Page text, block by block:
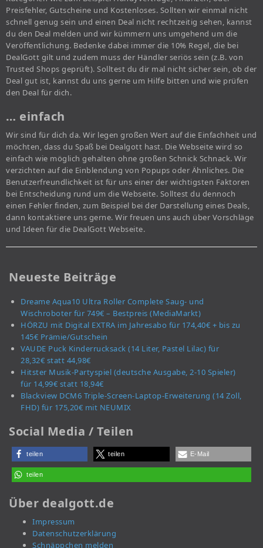
Preisfehler, Gutscheine und Kostenloses. Sollten wir einmal nicht
schnell genug sein und einen Deal nicht rechtzeitig sehen, kannst
du den Deal melden und wir kümmern uns umgehend um die
Veröffentlichung. Bedenke dabei immer die 10% Regel, die bei
DealGott gilt und zudem muss der Händler seriös sein (z.B. von
Trusted Shops geprüft). Solltest du dir mal nicht sicher sein, ob der
Deal gut ist, kannst du uns gerne um Hilfe bitten und wie prüfen
den Deal für dich.
… einfach
Wir sind für dich da. Wir legen großen Wert auf die Einfachheit und
möchten, dass du Spaß bei Dealgott hast. Die Webseite wird so
einfach wie möglich gehalten ohne großen Schnick Schnack. Wir
verzichten auf die Einblendung von Popups oder Ähnliches. Die
Benutzerfreundlichkeit ist für uns einer der wichtigsten Faktoren
bei Entscheidung rund um die Webseite. Solltest du dennoch
einen Fehler finden, zum Beispiel bei der Darstellung eines Deals,
dann kontaktiere uns gerne. Wir freuen uns auch über Vorschläge
und Ideen für die DealGott Webseite.
Neueste Beiträge
Dreame Aqua10 Ultra Roller Complete Saug- und
Wischroboter für 749€ – Bestpreis (MediaMarkt)
HÖRZU mit Digital EXTRA im Jahresabo für 174,40€ + bis zu
145€ Prämie/Gutschein
VAUDE Puck Kinderrucksack (14 Liter, Pastel Lilac) für
28,32€ statt 44,98€
Hitster Musik-Partyspiel (deutsche Ausgabe, 2-10 Spieler)
für 14,99€ statt 18,94€
Blackview DCM6 Triple-Screen-Laptop-Erweiterung (14 Zoll,
FHD) für 175,20€ mit NEUMIX
Social Media / Teilen
teilen teilen E-Mail
teilen
Über dealgott.de
Impressum
Datenschutzerklärung
Schnäppchen melden